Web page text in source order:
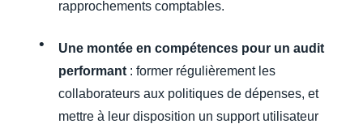
rapprochements comptables.
Une montée en compétences pour un audit
performant : former régulièrement les
collaborateurs aux politiques de dépenses, et
mettre à leur disposition un support utilisateur